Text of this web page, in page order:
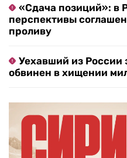
«Сдача позиций»: в
перспективы
проливу
Уехавший из России
обвинен в хищении